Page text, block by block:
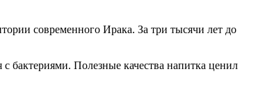
современного Ирака. За три тысячи лет до
бактериями. Полезные качества напитка ценил